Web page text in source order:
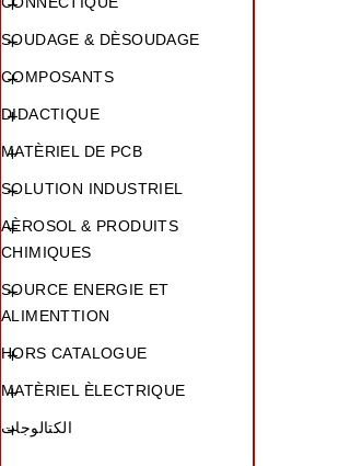

SOUDAGE & DÈSOUDAGE

COMPOSANTS

DIDACTIQUE

MATÈRIEL DE PCB

SOLUTION INDUSTRIEL

AÈROSOL & PRODUITS
CHIMIQUES

SOURCE ENERGIE ET
ALIMENTTION

HORS CATALOGUE

MATÈRIEL ÈLECTRIQUE

الكتالوجات
